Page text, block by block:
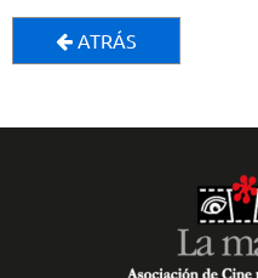
ATRÁS